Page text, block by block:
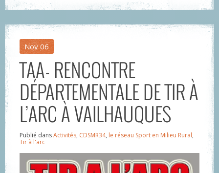
Nov 06
TAA- RENCONTRE
DÉPARTEMENTALE DE TIR À
L’ARC À VAILHAUQUES
Publié dansActivités, CDSMR34, le réseau Sport en Milieu Rural,
Tir à l'arc